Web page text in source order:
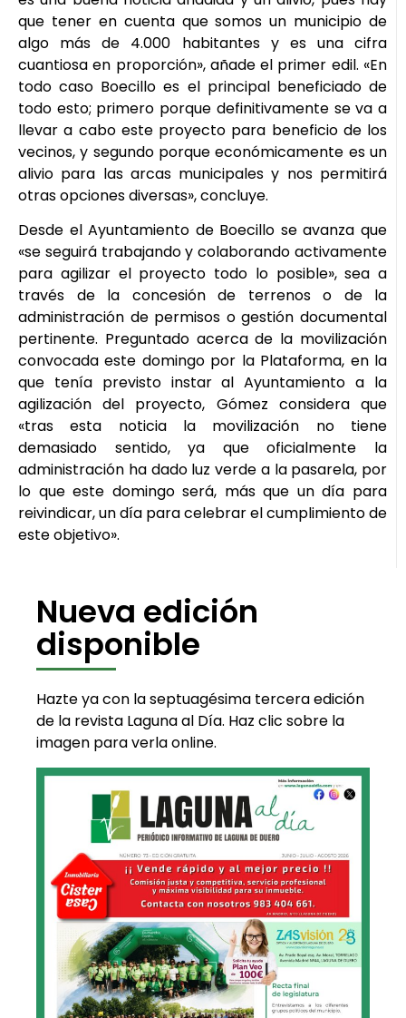
que tener en cuenta que somos un municipio de
algo más de 4.000 habitantes y es una cifra
cuantiosa en proporción», añade el primer edil. «En
todo caso Boecillo es el principal beneficiado de
todo esto; primero porque definitivamente se va a
llevar a cabo este proyecto para beneficio de los
vecinos, y segundo porque económicamente es un
alivio para las arcas municipales y nos permitirá
otras opciones diversas», concluye.
Desde el Ayuntamiento de Boecillo se avanza que
«se seguirá trabajando y colaborando activamente
para agilizar el proyecto todo lo posible», sea a
través de la concesión de terrenos o de la
administración de permisos o gestión documental
pertinente. Preguntado acerca de la movilización
convocada este domingo por la Plataforma, en la
que tenía previsto instar al Ayuntamiento a la
agilización del proyecto, Gómez considera que
«tras esta noticia la movilización no tiene
demasiado sentido, ya que oficialmente la
administración ha dado luz verde a la pasarela, por
lo que este domingo será, más que un día para
reivindicar, un día para celebrar el cumplimiento de
este objetivo».
Nueva edición
disponible
Hazte ya con la septuagésima tercera edición
de la revista Laguna al Día. Haz clic sobre la
imagen para verla online.